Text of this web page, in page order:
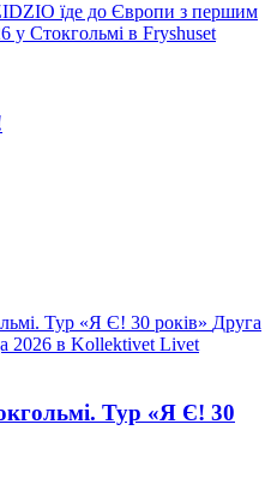
їде до Європи з першим
у Стокгольмі в Fryshuset
Тур «Я Є! 30 років» Друга
2026 в Kollektivet Livet
Тур «Я Є! 30